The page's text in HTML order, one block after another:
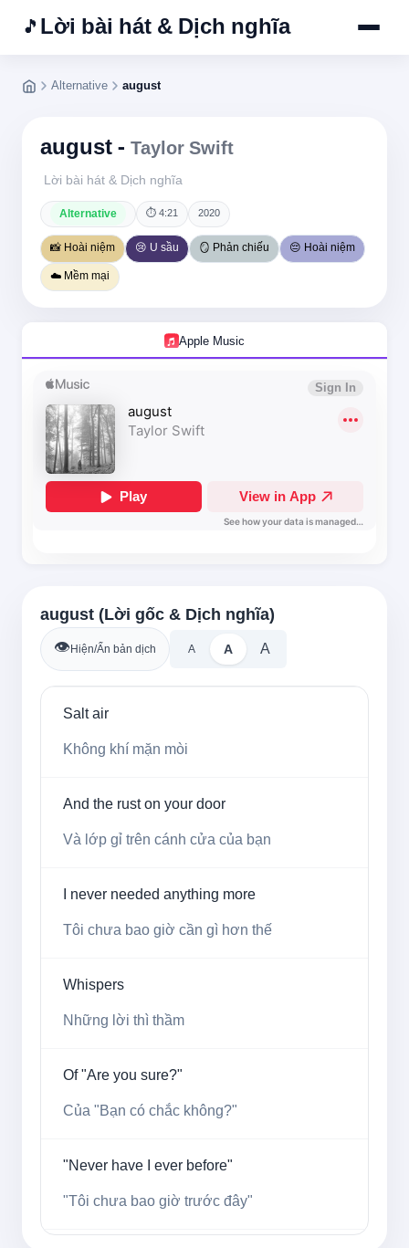
🎵 Lời bài hát & Dịch nghĩa
Alternative august
august - Taylor Swift
Lời bài hát & Dịch nghĩa
Alternative ⏱ 4:21 2020
📸 Hoài niệm 😢 U sầu 🪞 Phản chiếu
😔 Hoài niệm
☁️ Mềm mại
Apple Music
august (Lời gốc & Dịch nghĩa)
👁️Hiện/Ẩn bản dịch A A A
Salt air
Không khí mặn mòi
And the rust on your door
Và lớp gỉ trên cánh cửa của bạn
I never needed anything more
Tôi chưa bao giờ cần gì hơn thế
Whispers
Những lời thì thầm
Of "Are you sure?"
Của "Bạn có chắc không?"
"Never have I ever before"
"Tôi chưa bao giờ trước đây"